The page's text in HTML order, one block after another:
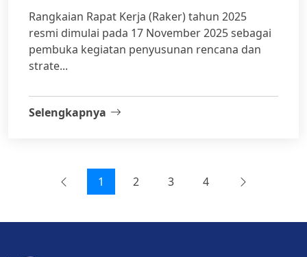
Rangkaian Rapat Kerja (Raker) tahun 2025
resmi dimulai pada 17 November 2025 sebagai
pembuka kegiatan penyusunan rencana dan
strate...
Selengkapnya
1 2 3 4